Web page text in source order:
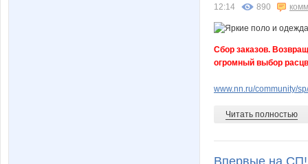
12:14 890
Сбор заказов.
огромный выбор
www.nn.ru/community/
Читать полностью
Впервые на